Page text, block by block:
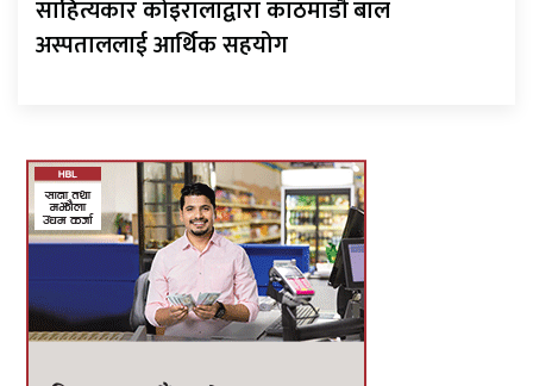
साहित्यकार कोइरालाद्वारा काठमाडौँ बाल
अस्पताललाई आर्थिक सहयोग